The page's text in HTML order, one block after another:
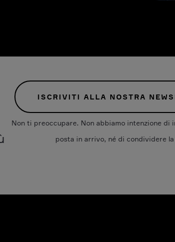
ISCRIVITI ALLA NOSTRA
Non ti preoccupare. Non abbiamo intenzione di
posta in arrivo, né di condividere